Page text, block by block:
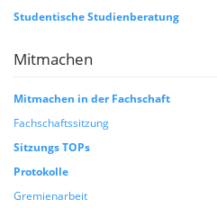
Studentische Studienberatung
Mitmachen
Mitmachen in der Fachschaft
Fachschaftssitzung
Sitzungs TOPs
Protokolle
Gremienarbeit